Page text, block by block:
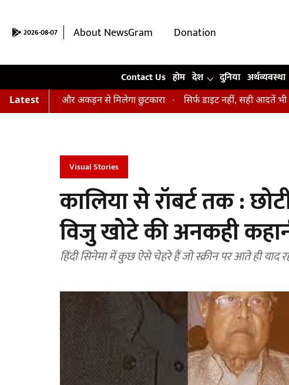
2026-08-07 About NewsGram
Donation
Contact Us होम देश दुनिया अर्थव्यवस्था
Latestऔर अकड़न से मिलेगा छुटकारा सिर्फ डाइट नहीं, सही आदतें भी हैं
Visual Stories
कालिया से रॉबर्ट तक :
विजु खोटे की अनकही
हिंदी सिनेमा में कुछ ऐसे चेहरे हैं जो स्क्रीन पर आते ही याद